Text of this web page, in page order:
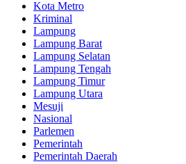
Kota Metro
Kriminal
Lampung
Lampung Barat
Lampung Selatan
Lampung Tengah
Lampung Timur
Lampung Utara
Mesuji
Nasional
Parlemen
Pemerintah
Pemerintah Daerah